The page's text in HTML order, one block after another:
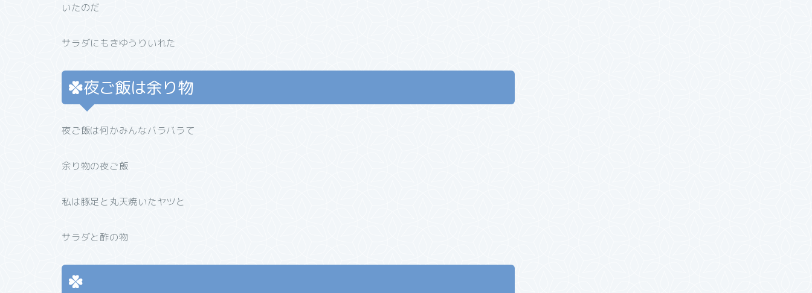
いたのだ
サラダにもきゆうりいれた
夜ご飯は余り物
夜ご飯は何かみんなバラバラて
余り物の夜ご飯
私は豚足と丸天焼いたヤツと
サラダと酢の物